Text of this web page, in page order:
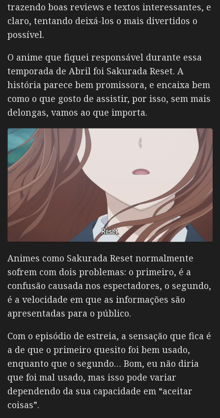
trazendo boas reviews e textos interessantes, e
claro, tentando deixá-los o mais divertidos o
possível.
O anime que fiquei responsável durante essa
temporada de Abril foi Sakurada Reset. A
história parece bem promissora, e encaixa bem
como o que gosto de assistir, por isso, sem mais
delongas, vamos ao que importa.
Animes como Sakurada Reset normalmente
sofrem com dois problemas: o primeiro, é a
confusão causada nos espectadores, o segundo,
é a velocidade em que as informações são
apresentadas para o público.
Com o episódio de estreia, a sensação que fica é
a de que o primeiro quesito foi bem usado,
enquanto que o segundo… Bom, eu não diria
que foi mal usado, mas isso pode variar
dependendo da sua capacidade em “aceitar
coisas”.